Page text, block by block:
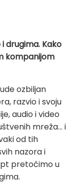
drugima. Kako
kompanijom
ozbiljan
razvio i svoju
audio i video
mreža... i
od tih
nazora i
pretočimo u